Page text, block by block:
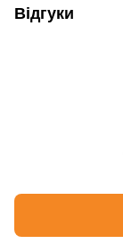
Відгуки